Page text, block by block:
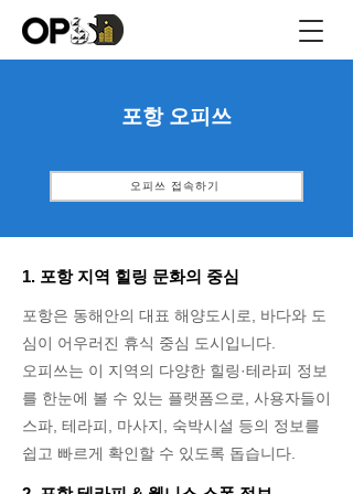
포항 오피쓰
오피쓰 접속하기
1. 포항 지역 힐링 문화의 중심
포항은 동해안의 대표 해양도시로, 바다와 도
심이 어우러진 휴식 중심 도시입니다.
오피쓰는 이 지역의 다양한 힐링·테라피 정보
를 한눈에 볼 수 있는 플랫폼으로, 사용자들이
스파, 테라피, 마사지, 숙박시설 등의 정보를
쉽고 빠르게 확인할 수 있도록 돕습니다.